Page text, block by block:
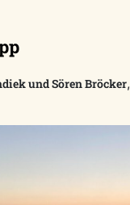
und Sören Bröcker,